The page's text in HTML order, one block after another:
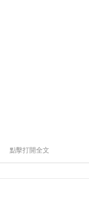
點擊打開全文